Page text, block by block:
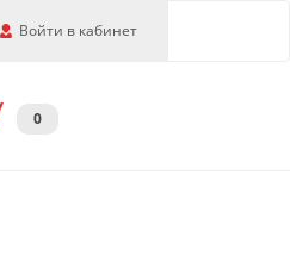
Войти в кабинет
0